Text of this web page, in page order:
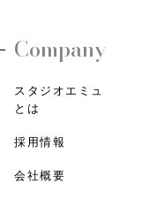
Company
スタジオエミュ
とは
採用情報
会社概要